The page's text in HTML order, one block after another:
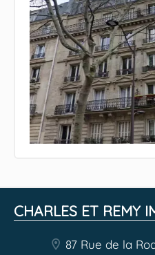
CHARLES ET REMY
87 Rue de la